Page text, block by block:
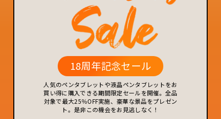
18周年記念セール
人気のペンタブレットや液晶ペンタブレットをお
買い得に購入できる期間限定セールを開催。全品
対象で最大25％OFF実施、豪華な景品をプレゼン
ト。是非この機会をお見逃しなく！